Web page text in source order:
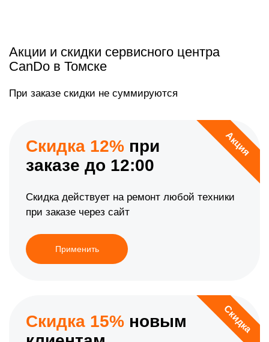
Акции и скидки сервисного центра
CanDo в Томске
При заказе скидки не суммируются
Акция
Скидка 12% при
заказе до 12:00
Скидка действует на ремонт любой техники
при заказе через сайт
Применить
Скидка
Скидка 15% новым